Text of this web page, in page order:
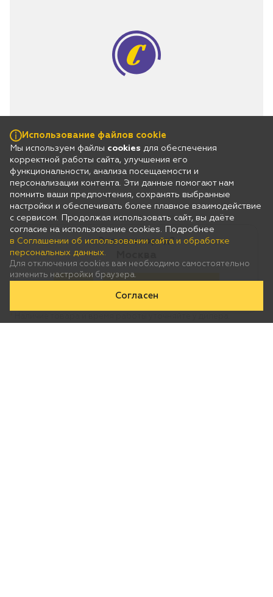
Это ваш город?
Использование файлов cookie
Мы используем файлы cookies для обеспечения
корректной работы сайта, улучшения его
функциональности, анализа посещаемости и
персонализации контента. Эти данные помогают нам
помнить ваши предпочтения, сохранять выбранные
настройки и обеспечивать более плавное взаимодействие
с сервисом. Продолжая использовать сайт, вы даёте
согласие на использование cookies. Подробнее
в Соглашении об использовании сайта и обработке
персональных данных.
Для отключения cookies вам необходимо самостоятельно
изменить настройки браузера.
Согласен